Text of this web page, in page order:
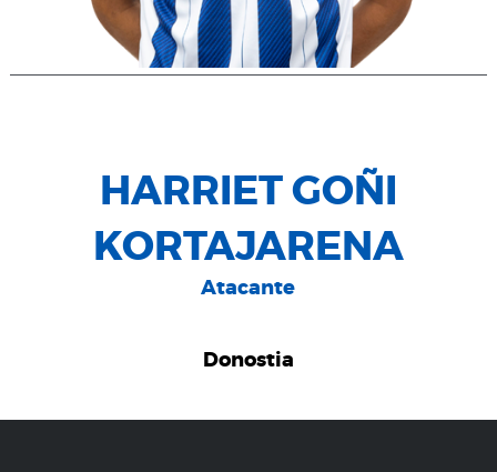
HARRIET GOÑI
KORTAJARENA
Atacante
Donostia